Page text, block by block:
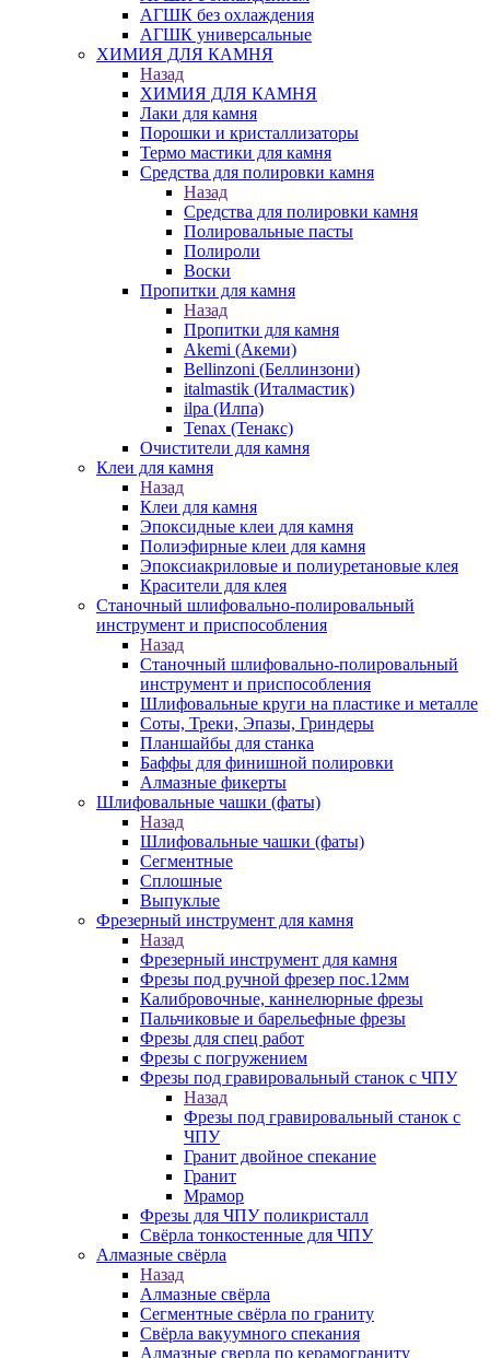
АГШК без охлаждения
АГШК универсальные
ХИМИЯ ДЛЯ КАМНЯ
Назад
ХИМИЯ ДЛЯ КАМНЯ
Лаки для камня
Порошки и кристаллизаторы
Термо мастики для камня
Средства для полировки камня
Назад
Средства для полировки камня
Полировальные пасты
Полироли
Воски
Пропитки для камня
Назад
Пропитки для камня
Akemi (Акеми)
Bellinzoni (Беллинзони)
italmastik (Италмастик)
ilpa (Илпа)
Tenax (Тенакс)
Очистители для камня
Клеи для камня
Назад
Клеи для камня
Эпоксидные клеи для камня
Полиэфирные клеи для камня
Эпоксиакриловые и полиуретановые клея
Красители для клея
Станочный шлифовально-полировальный
инструмент и приспособления
Назад
Станочный шлифовально-полировальный
инструмент и приспособления
Шлифовальные круги на пластике и металле
Соты, Треки, Эпазы, Гриндеры
Планшайбы для станка
Баффы для финишной полировки
Алмазные фикерты
Шлифовальные чашки (фаты)
Назад
Шлифовальные чашки (фаты)
Сегментные
Сплошные
Выпуклые
Фрезерный инструмент для камня
Назад
Фрезерный инструмент для камня
Фрезы под ручной фрезер пос.12мм
Калибровочные, каннелюрные фрезы
Пальчиковые и барельефные фрезы
Фрезы для спец работ
Фрезы с погружением
Фрезы под гравировальный станок с ЧПУ
Назад
Фрезы под гравировальный станок с
ЧПУ
Гранит двойное спекание
Гранит
Мрамор
Фрезы для ЧПУ поликристалл
Свёрла тонкостенные для ЧПУ
Алмазные свёрла
Назад
Алмазные свёрла
Сегментные свёрла по граниту
Свёрла вакуумного спекания
Алмазные сверла по керамограниту